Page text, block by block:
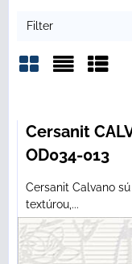
Filter
Cersanit
OD034-013
Cersanit Calvano
textúrou,...